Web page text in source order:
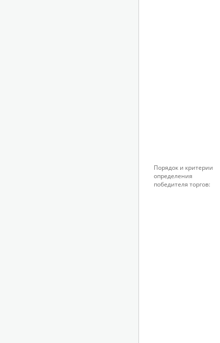
Порядок и критерии
определения
победителя торгов: